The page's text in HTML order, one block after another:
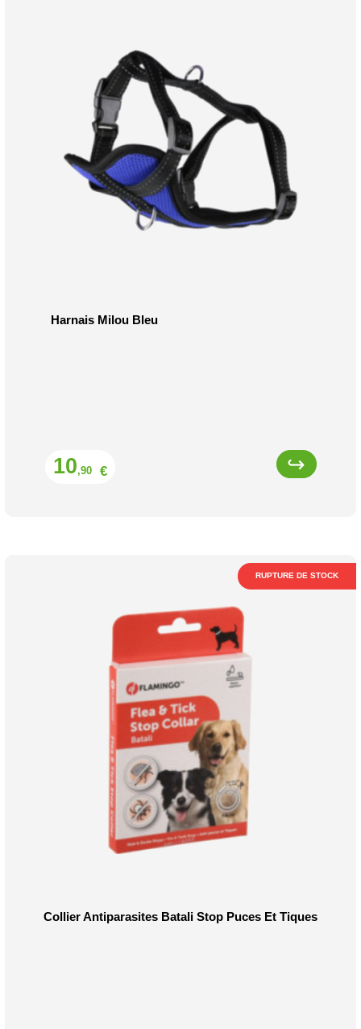
Harnais Milou Bleu
10,90 €
Collier Antiparasites Batali Stop Puces Et Tiques
RUPTURE DE STOCK